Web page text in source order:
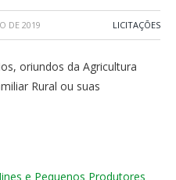
DE 2019 LICITAÇÕES
oriundos da Agricultura
Rural ou suas
e Pequenos Produtores